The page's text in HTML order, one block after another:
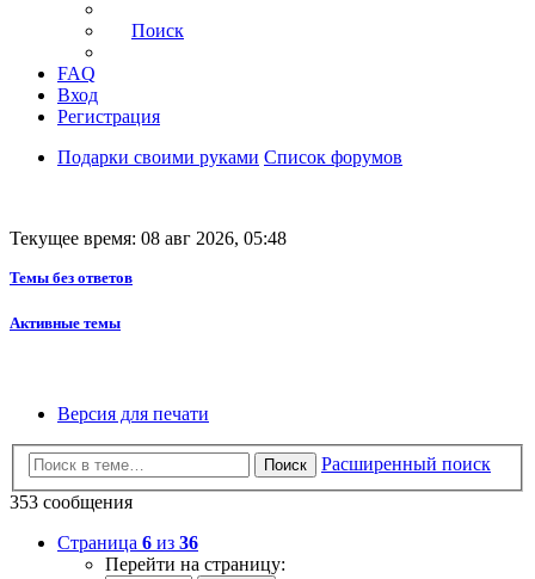
Поиск
FAQ
Вход
Регистрация
Подарки своими руками Список форумов
Текущее время: 08 авг 2026, 05:48
Темы без ответов
Активные темы
Версия для печати
Поиск
Расширенный поиск
353 сообщения
Страница 6 из 36
Перейти на страницу: